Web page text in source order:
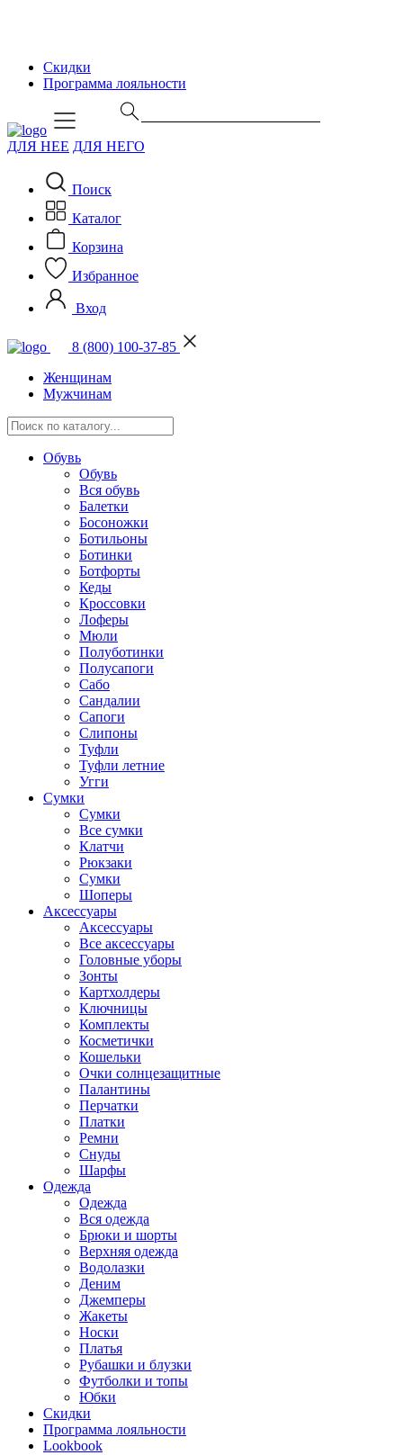
Скидки
Программа лояльности
ДЛЯ НЕЕ ДЛЯ НЕГО
Поиск
Каталог
Корзина
Избранное
Вход
8 (800) 100-37-85
Женщинам
Мужчинам
Обувь
Обувь
Вся обувь
Балетки
Босоножки
Ботильоны
Ботинки
Ботфорты
Кеды
Кроссовки
Лоферы
Мюли
Полуботинки
Полусапоги
Сабо
Сандалии
Сапоги
Слипоны
Туфли
Туфли летние
Угги
Сумки
Сумки
Все сумки
Клатчи
Рюкзаки
Сумки
Шоперы
Аксессуары
Аксессуары
Все аксессуары
Головные уборы
Зонты
Картхолдеры
Ключницы
Комплекты
Косметички
Кошельки
Очки солнцезащитные
Палантины
Перчатки
Платки
Ремни
Снуды
Шарфы
Одежда
Одежда
Вся одежда
Брюки и шорты
Верхняя одежда
Водолазки
Деним
Джемперы
Жакеты
Носки
Платья
Рубашки и блузки
Футболки и топы
Юбки
Скидки
Программа лояльности
Lookbook